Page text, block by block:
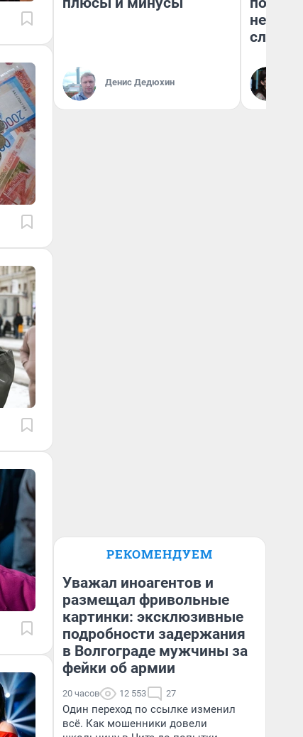
Денис Дедюхин
ней
РЕКОМЕНДУЕМ
Уважал иноагентов и
размещал фривольные
картинки: эксклюзивные
подробности задержания
в Волгограде мужчины за
фейки об армии
20 часов 12 553 27
Один переход по ссылке изменил
всё. Как мошенники довели